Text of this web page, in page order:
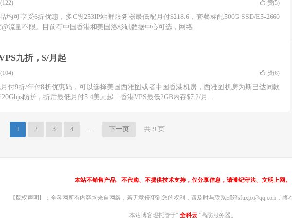
赞(5)
均可享受6折优惠，多C段253IP站群服务器最低配月付$218.6，套餐标配500G SSD/E5-2660
流量不限。目前有中国香港和美国洛杉矶数据中心可选，网络...
九折，$/月起
赞(6)
付9折/年付8折优惠码，可以选择美国西雅图或者中国香港机房，西雅图机房为斯巴达同款
防护，折后最低月付5.4美元起；香港VPS最低2GB内存$7.2/月...
1 2 3 4 ... 下一页 共 9 页
本站不销售产品、不代购、不提供技术支持，仅分享信息，请遵纪守法、文明上网。
【版权声明】：全科网所有内容均来自网络，若无意侵犯到您的权利，请及时与联系邮箱sfuxpx@qq.com，将
本站博客现托管于“ 全科云 ”高防服务器。